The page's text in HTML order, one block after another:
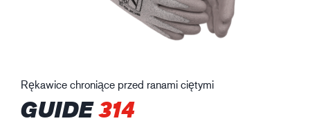
Rękawice chroniące przed ranami ciętymi
GUIDE314